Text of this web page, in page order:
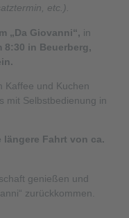
etc.).
„Da Giovanni“, in
8:30 in Beuerberg,
Kaffee und Kuchen
mit Selbstbedienung in
Fahrt von ca.
genießen und
zurückkommen.